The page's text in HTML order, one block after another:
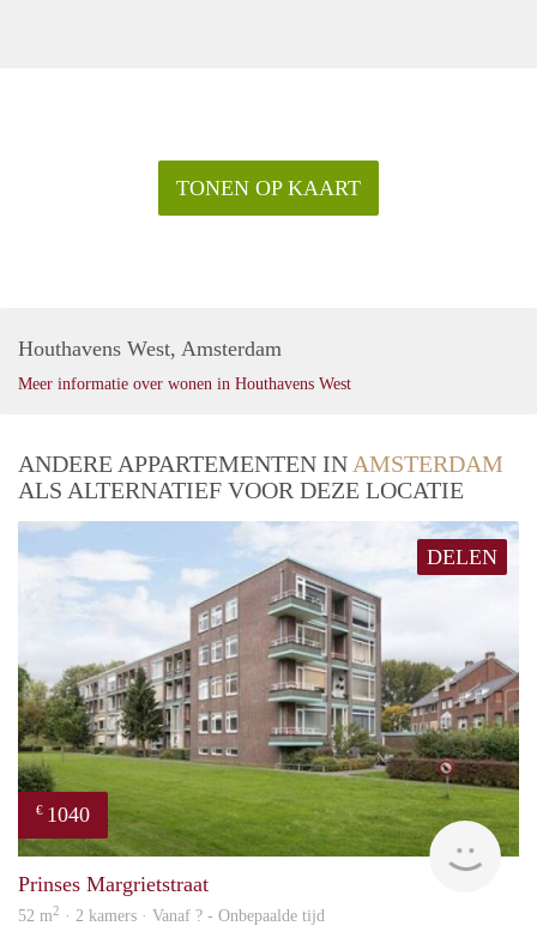
TONEN OP KAART
Houthavens West, Amsterdam
Meer informatie over wonen in Houthavens West
ANDERE APPARTEMENTEN IN AMSTERDAM
ALS ALTERNATIEF VOOR DEZE LOCATIE
DELEN
€ 1040
Prinses Margrietstraat
52 m2 · 2 kamers · Vanaf ? - Onbepaalde tijd